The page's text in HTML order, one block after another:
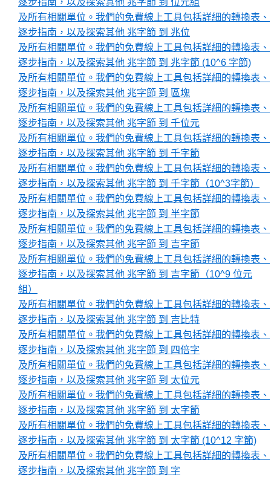
逐步指南，以及探索其他 兆字節 到 位元組
及所有相關單位。我們的免費線上工具包括詳細的轉換表、
逐步指南，以及探索其他 兆字節 到 兆位
及所有相關單位。我們的免費線上工具包括詳細的轉換表、
逐步指南，以及探索其他 兆字節 到 兆字節 (10^6 字節)
及所有相關單位。我們的免費線上工具包括詳細的轉換表、
逐步指南，以及探索其他 兆字節 到 區塊
及所有相關單位。我們的免費線上工具包括詳細的轉換表、
逐步指南，以及探索其他 兆字節 到 千位元
及所有相關單位。我們的免費線上工具包括詳細的轉換表、
逐步指南，以及探索其他 兆字節 到 千字節
及所有相關單位。我們的免費線上工具包括詳細的轉換表、
逐步指南，以及探索其他 兆字節 到 千字節（10^3字節）
及所有相關單位。我們的免費線上工具包括詳細的轉換表、
逐步指南，以及探索其他 兆字節 到 半字節
及所有相關單位。我們的免費線上工具包括詳細的轉換表、
逐步指南，以及探索其他 兆字節 到 吉字節
及所有相關單位。我們的免費線上工具包括詳細的轉換表、
逐步指南，以及探索其他 兆字節 到 吉字節（10^9 位元
組）
及所有相關單位。我們的免費線上工具包括詳細的轉換表、
逐步指南，以及探索其他 兆字節 到 吉比特
及所有相關單位。我們的免費線上工具包括詳細的轉換表、
逐步指南，以及探索其他 兆字節 到 四倍字
及所有相關單位。我們的免費線上工具包括詳細的轉換表、
逐步指南，以及探索其他 兆字節 到 太位元
及所有相關單位。我們的免費線上工具包括詳細的轉換表、
逐步指南，以及探索其他 兆字節 到 太字節
及所有相關單位。我們的免費線上工具包括詳細的轉換表、
逐步指南，以及探索其他 兆字節 到 太字節 (10^12 字節)
及所有相關單位。我們的免費線上工具包括詳細的轉換表、
逐步指南，以及探索其他 兆字節 到 字